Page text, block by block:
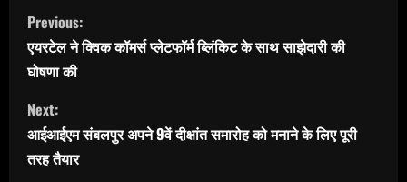
C
o
n
t
i
n
Previous:
एयरटेल ने क्विक कॉमर्स प्लेटफॉर्म ब्लिंकिट के साथ साझेदारी की
घोषणा की
Next:
आईआईएम संबलपुर अपने 9वें दीक्षांत समारोह को मनाने के लिए पूरी
तरह तैयार